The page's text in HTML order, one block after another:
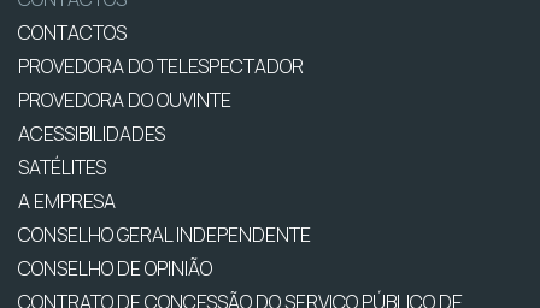
CONTACTOS
PROVEDORA DO TELESPECTADOR
PROVEDORA DO OUVINTE
ACESSIBILIDADES
SATÉLITES
A EMPRESA
CONSELHO GERAL INDEPENDENTE
CONSELHO DE OPINIÃO
CONTRATO DE CONCESSÃO DO SERVIÇO PÚBLICO DE